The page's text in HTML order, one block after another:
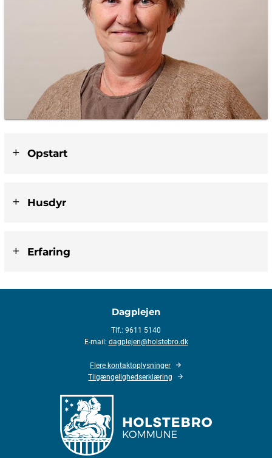
Opstart
Husdyr
Erfaring
Dagplejen
Tlf.: 9611 5140
E-mail: dagplejen@holstebro.dk
Flere kontaktoplysninger
Tilgængelighedserklæring